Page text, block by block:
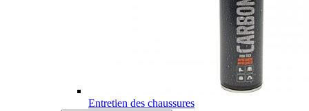
Entretien des chaussures